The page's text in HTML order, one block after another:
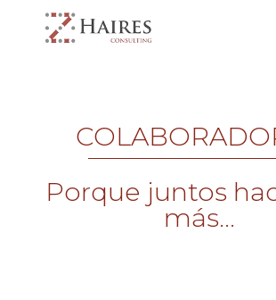
Porque juntos
más...